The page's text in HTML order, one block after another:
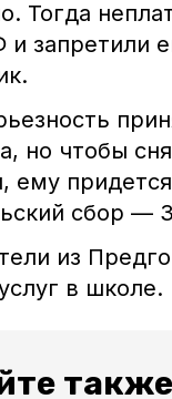
Тогда
запретили
но чтобы
ему
сбор —
из
в школе.